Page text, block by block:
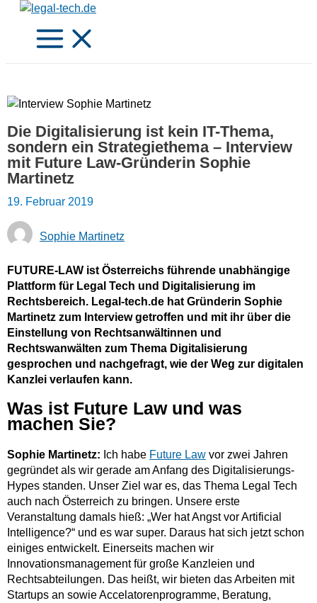
Zum
springen
Die Digitalisierung ist kein IT-Thema,
sondern ein Strategiethema – Interview
mit Future Law-Gründerin Sophie
Martinetz
19. Februar 2019
Sophie Martinetz
FUTURE-LAW ist Österreichs führende unabhängige
Plattform für Legal Tech und Digitalisierung im
Rechtsbereich. Legal-tech.de hat Gründerin Sophie
Martinetz zum Interview getroffen und mit ihr über die
Einstellung von Rechtsanwältinnen und
Rechtswanwälten zum Thema Digitalisierung
gesprochen und nachgefragt, wie der Weg zur digitalen
Kanzlei verlaufen kann.
Was ist Future Law und was
machen Sie?
Sophie Martinetz: Ich habe Future Law vor zwei Jahren
gegründet als wir gerade am Anfang des Digitalisierungs-
Hypes standen. Unser Ziel war es, das Thema Legal Tech
auch nach Österreich zu bringen. Unsere erste
Veranstaltung damals hieß: „Wer hat Angst vor Artificial
Intelligence?“ und es war super. Daraus hat sich jetzt schon
einiges entwickelt. Einerseits machen wir
Innovationsmanagement für große Kanzleien und
Rechtsabteilungen. Das heißt, wir bieten das Arbeiten mit
Startups an sowie Accelatorenprogramme, Beratung,